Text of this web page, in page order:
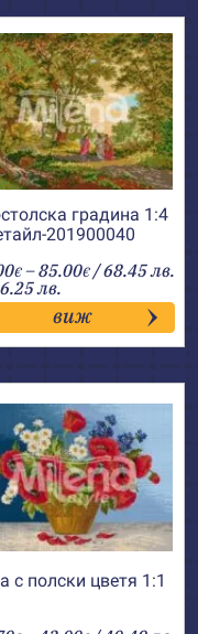
градина 1:4
201900040
€ –85.00€Price
range:
35.00€
through
85.00€
/ 68.45 лв.
лв.
виж
с полски цветя 1:1